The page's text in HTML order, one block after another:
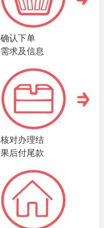
确认下单
需求及信息
核对办理结
果后付尾款